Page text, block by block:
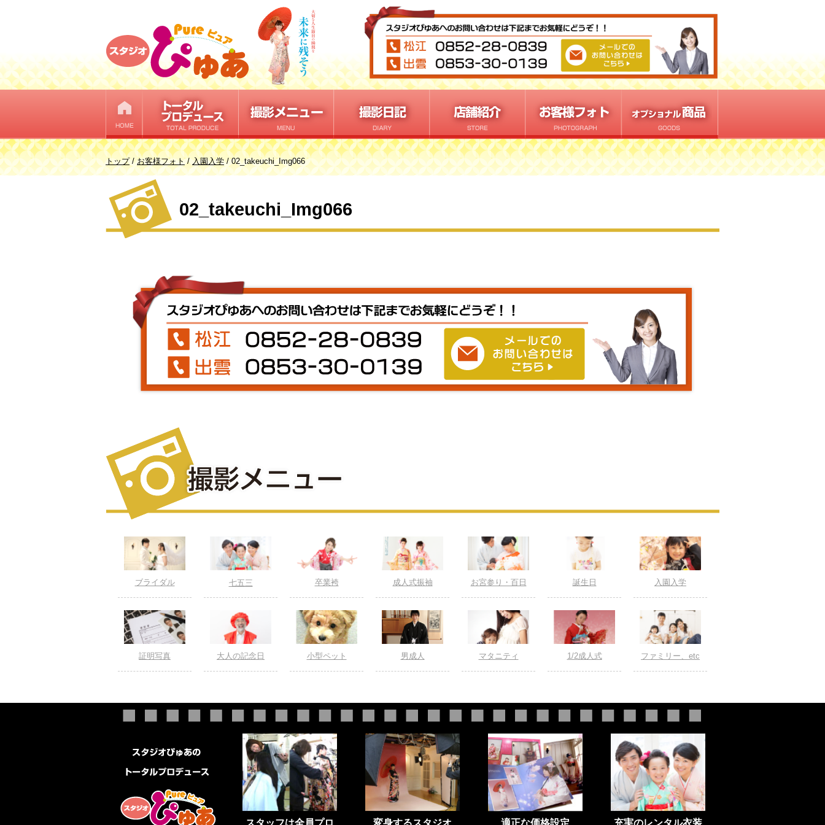
現
在
位
置：
トップ/お客様フォト/入園入学/02_takeuchi_Img066
02_takeuchi_Img066
ブライダル 七五三 卒業袴 成人式振袖 お宮参り・百日 誕生日 入園入学
証明写真 大人の記念日 小型ペット 男成人 マタニティ 1/2成人式 ファミリー、etc